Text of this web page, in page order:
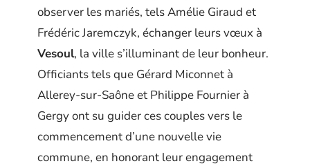
observer les mariés, tels Amélie Giraud et
Frédéric Jaremczyk, échanger leurs vœux à
Vesoul, la ville s’illuminant de leur bonheur.
Officiants tels que Gérard Miconnet à
Allerey-sur-Saône et Philippe Fournier à
Gergy ont su guider ces couples vers le
commencement d’une nouvelle vie
commune, en honorant leur engagement